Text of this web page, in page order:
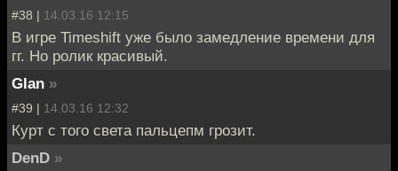
#38 | 14.03.16 12:15
В игре Timeshift уже было замедление времени для
гг. Но ролик красивый.
Glan »
#39 | 14.03.16 12:32
Курт с того света пальцепм грозит.
DenD »